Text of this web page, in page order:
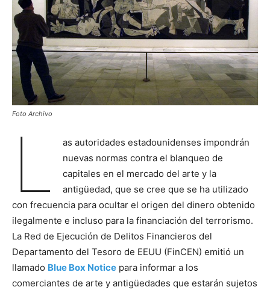
Foto Archivo
L
as autoridades estadounidenses impondrán
nuevas normas contra el blanqueo de
capitales en el mercado del arte y la
antigüedad, que se cree que se ha utilizado
con frecuencia para ocultar el origen del dinero obtenido
ilegalmente e incluso para la financiación del terrorismo.
La Red de Ejecución de Delitos Financieros del
Departamento del Tesoro de EEUU (FinCEN) emitió un
llamado Blue Box Notice para informar a los
comerciantes de arte y antigüedades que estarán sujetos